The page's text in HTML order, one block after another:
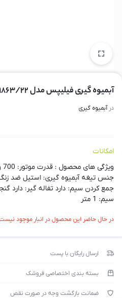
آبمیوه گیری فیلیپس مدل HR 1863/22
درآبمیوه گیری
امکانات
جنس تیغه آبمیوه گیری: استیل ضد
سیم: 1 متر
در حال حاضر این محصول در انبار موجود
ارسال رایگان با پست
بسته بندی اختصاصی فروشک
ضمانت بازگشت وجه در صورت نقص